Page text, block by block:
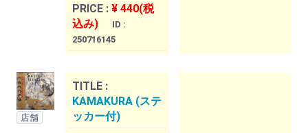
PRICE : ¥ 440(税
込み)
ID :
250716145
店舗
TITLE :
KAMAKURA (ステ
ッカー付)